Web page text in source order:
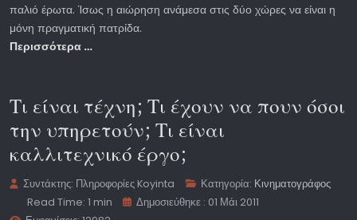
παλιό έρωτα. Ίσως η αιώρηση ανάμεσα στις δύο χώρες να είναι η
μόνη πραγματική πατρίδα.
Περισσότερα …
Τι είναι τέχνη; Τι έχουν να πουν όσοι
την υπηρετούν; Τι είναι
καλλιτεχνικό έργο;
Συντάκτης: Πληροφορίες Koyinta Κατηγορία: Κινηματογράφος
Read Time: 1 min
Δημοσιεύθηκε : 01 Μάι 2011